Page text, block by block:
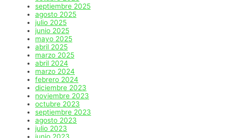
septiembre 2025
agosto 2025
julio 2025
junio 2025
mayo 2025
abril 2025
marzo 2025
abril 2024
marzo 2024
febrero 2024
diciembre 2023
noviembre 2023
octubre 2023
septiembre 2023
agosto 2023
julio 2023